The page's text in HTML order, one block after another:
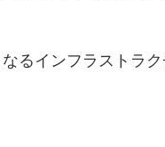
るインフラストラ